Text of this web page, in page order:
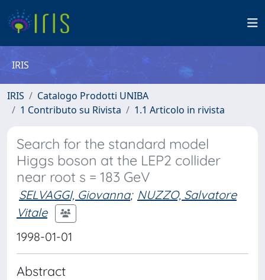
IRIS
IRIS
Catalogo Prodotti UNIBA
1 Contributo su Rivista
1.1 Articolo in rivista
Search for the standard model
Higgs boson at the LEP2 collider
near root s = 183 GeV
SELVAGGI, Giovanna; NUZZO, Salvatore
Vitale
1998-01-01
Abstract